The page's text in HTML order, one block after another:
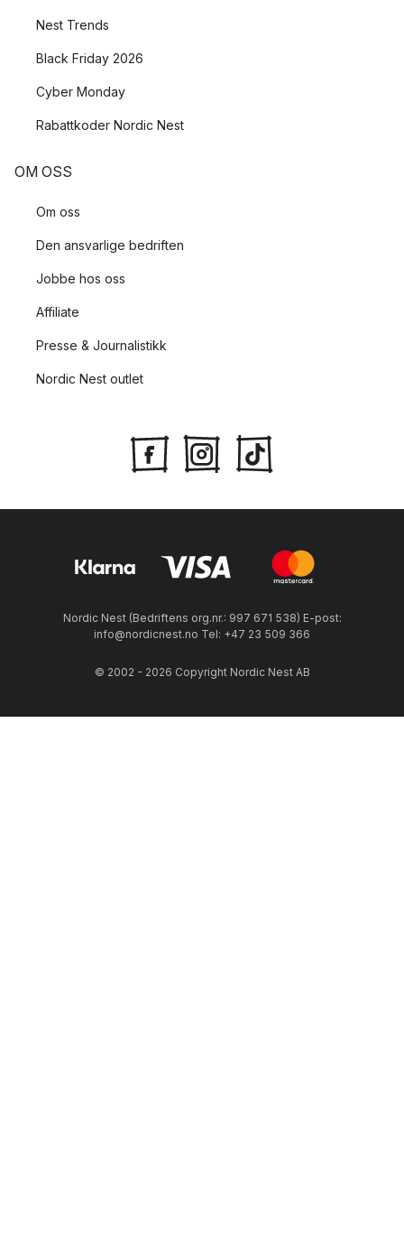
Nest Trends
Black Friday 2026
Cyber Monday
Rabattkoder Nordic Nest
OM OSS
Om oss
Den ansvarlige bedriften
Jobbe hos oss
Affiliate
Presse & Journalistikk
Nordic Nest outlet
Nordic Nest (Bedriftens org.nr.: 997 671 538) E-post:
info@nordicnest.no Tel: +47 23 509 366
© 2002 - 2026 Copyright Nordic Nest AB